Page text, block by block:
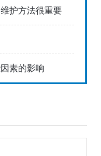
护方法很重要
素的影响